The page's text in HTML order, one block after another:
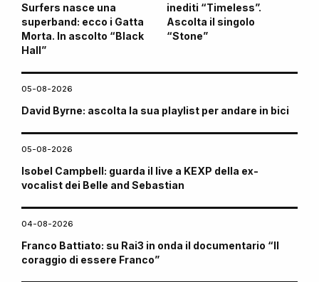
Surfers nasce una
superband: ecco i Gatta
Morta. In ascolto “Black
Hall”
inediti “Timeless”.
Ascolta il singolo
“Stone”
05-08-2026
David Byrne: ascolta la sua playlist per andare in bici
05-08-2026
Isobel Campbell: guarda il live a KEXP della ex-
vocalist dei Belle and Sebastian
04-08-2026
Franco Battiato: su Rai3 in onda il documentario “Il
coraggio di essere Franco”